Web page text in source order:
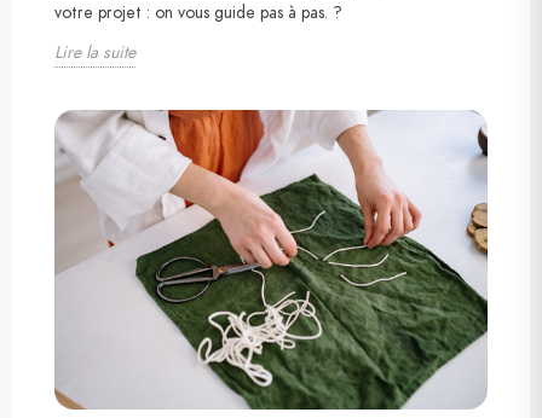
votre projet : on vous guide pas à pas. ?️
Lire la suite